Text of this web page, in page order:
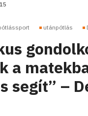
utánpótlás
a
segít” –